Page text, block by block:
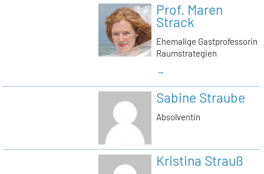
Prof. Maren
Strack
Ehemalige Gastprofessorin
Raumstrategien
→
Sabine Straube
Absolventin
Kristina Strauß